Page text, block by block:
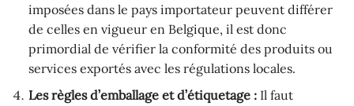
imposées dans le pays importateur peuvent différer
de celles en vigueur en Belgique, il est donc
primordial de vérifier la conformité des produits ou
services exportés avec les régulations locales.
Les règles d’emballage et d’étiquetage :Il faut